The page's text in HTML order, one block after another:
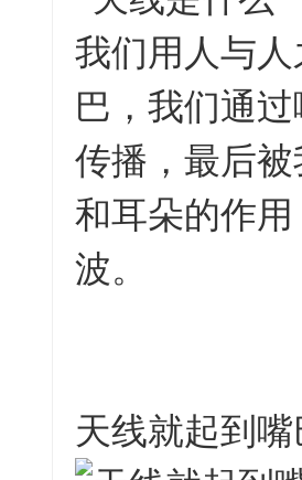
我们用人与
巴，我们通
传播，最后
和耳朵的作
波。
天线就起到